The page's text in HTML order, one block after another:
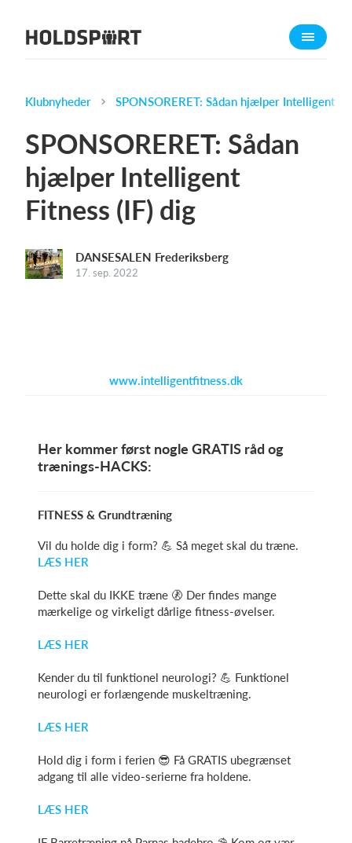
Om Holdsport
Presseomtale
Funktioner
Kalender
Hjemmeside
Webshop
Klubnyheder SPONSORERET: Sådan hjælper Intelligent
SPONSORERET: Sådan
hjælper Intelligent
Fitness (IF) dig
DANSESALEN Frederiksberg
17. sep. 2022
www.intelligentfitness.dk
Her kommer først nogle GRATIS råd og
trænings-HACKS:
FITNESS & Grundtræning
Vil du holde dig i form? 💪 Så meget skal du træne.
LÆS HER
Dette skal du IKKE træne 🚷 Der findes mange
mærkelige og virkeligt dårlige fitness-øvelser.
LÆS HER
Kender du til funktionel neurologi? 💪 Funktionel
neurologi er forlængende muskeltræning.
LÆS HER
Hold dig i form i ferien 😎 Få GRATIS ubegrænset
adgang til alle video-serierne fra holdene.
LÆS HER